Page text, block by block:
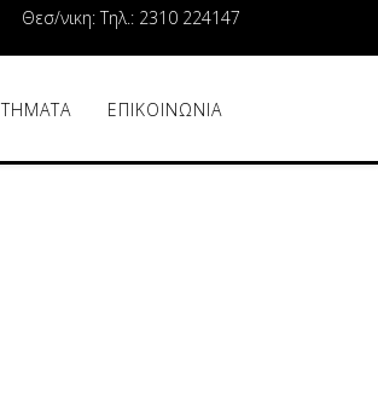
Θεσ/νικη: Τηλ.: 2310 224147
ΕΠΙΚΟΙΝΩΝΙΑ